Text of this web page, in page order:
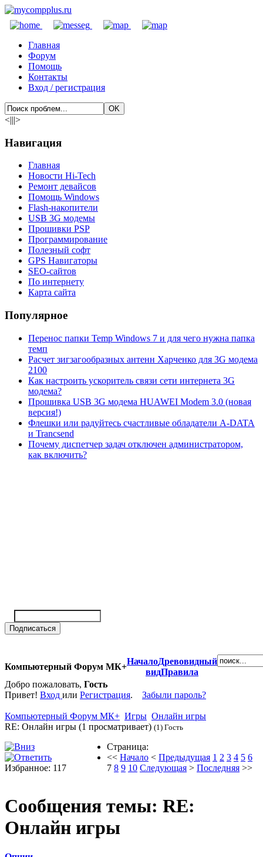
Главная
Форум
Помощь
Контакты
Вход / регистрация
<|||>
Навигация
Главная
Новости Hi-Tech
Ремонт девайсов
Помощь Windows
Flash-накопители
USB 3G модемы
Прошивки PSP
Программирование
Полезный софт
GPS Навигаторы
SEO-сайтов
По интернету
Карта сайта
Популярное
Перенос папки Temp Windows 7 и для чего нужна папка
темп
Расчет зигзагообразных антенн Харченко для 3G модема
2100
Как настроить ускоритель связи сети интернета 3G
модема?
Прошивка USB 3G модема HUAWEI Modem 3.0 (новая
версия!)
Флешки или радуйтесь счастливые обладатели A-DATA
и Trancsend
Почему диспетчер задач отключен администратором,
как включить?
Компьютерный Форум МК+
НачалоДревовидный
видПравила
Добро пожаловать, Гость
Привет! Вход или Регистрация. Забыли пароль?
Компьютерный Форум МК+ Игры Онлайн игры
RE: Онлайн игры (1 просматривает) (1) Гость
Избранное: 117
Страница:
<< Начало < Предыдущая 1 2 3 4 5 6
7 8 9 10 Следующая > Последняя >>
Сообщения темы: RE:
Онлайн игры